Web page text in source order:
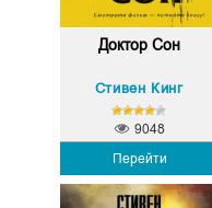
Доктор Сон
Стивен Кинг
Перейти
9048